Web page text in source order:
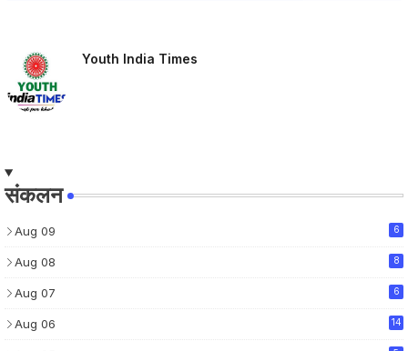
Youth India Times
संकलन
Aug 09 6
Aug 08 8
Aug 07 6
Aug 06 14